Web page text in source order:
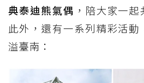
典泰迪熊氣偶 ，陪大家一
此外，還有一系列精彩活
溢臺南：